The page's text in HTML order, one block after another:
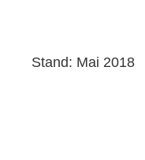
Stand: Mai 2018